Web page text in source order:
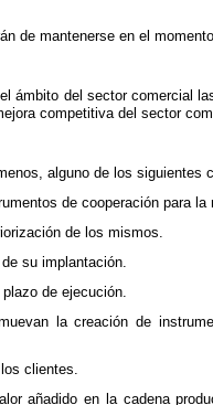
de mantenerse en el
ámbito del sector comercial
competitiva del sector
alguno de los siguientes
de cooperación para
de los mismos.
su implantación.
de ejecución.
la creación de
clientes.
añadido en la cadena